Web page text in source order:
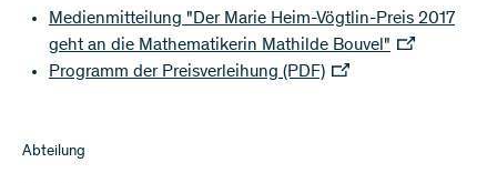
Medienmitteilung "Der Marie Heim-Vögtlin-Preis 2017
geht an die Mathematikerin Mathilde Bouvel"
Programm der Preisverleihung (PDF)
​Abteilung